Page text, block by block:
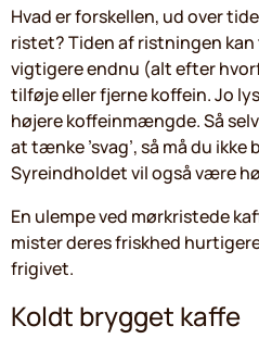
Hvad er forskellen, ud over
ristet? Tiden af ristningen
vigtigere endnu (alt efter
tilføje eller fjerne koffein. Jo
højere koffeinmængde. Så
at tænke ’svag’, så må du ikke
Syreindholdet vil også være
En ulempe ved mørkristede
mister deres friskhed
frigivet.
Koldt brygget kaffe